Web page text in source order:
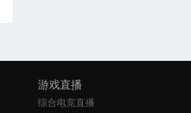
游戏直播
综合电竞直播